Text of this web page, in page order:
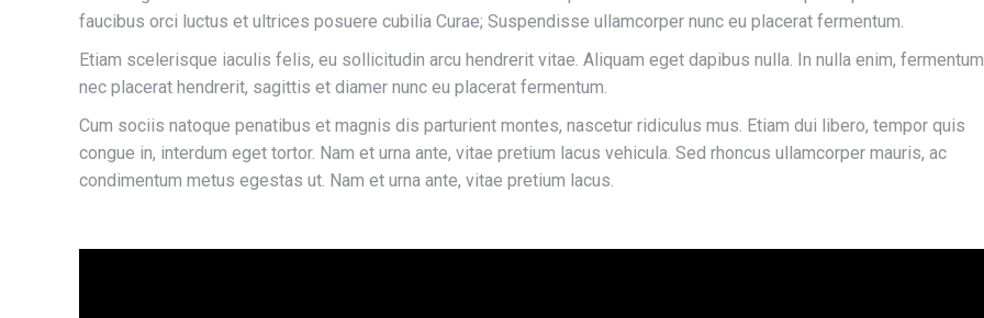
faucibus orci luctus et ultrices posuere cubilia Curae; Suspendisse ullamcorper nunc eu placerat fermentum.
Etiam scelerisque iaculis felis, eu sollicitudin arcu hendrerit vitae. Aliquam eget dapibus nulla. In nulla enim, fermentum
nec placerat hendrerit, sagittis et diamer nunc eu placerat fermentum.
Cum sociis natoque penatibus et magnis dis parturient montes, nascetur ridiculus mus. Etiam dui libero, tempor quis
congue in, interdum eget tortor. Nam et urna ante, vitae pretium lacus vehicula. Sed rhoncus ullamcorper mauris, ac
condimentum metus egestas ut. Nam et urna ante, vitae pretium lacus.